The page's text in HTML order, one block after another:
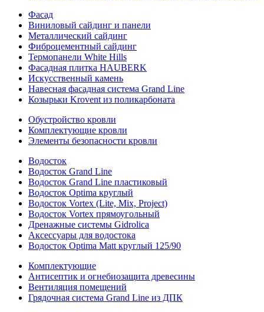
Фасад
Виниловый сайдинг и панели
Металлический сайдинг
Фиброцементный сайдинг
Термопанели White Hills
Фасадная плитка HAUBERK
Искусственный камень
Навесная фасадная система Grand Line
Козырьки Krovent из поликарбоната
Обустройство кровли
Комплектующие кровли
Элементы безопасности кровли
Водосток
Водосток Grand Line
Водосток Grand Line пластиковый
Водосток Optima круглый
Водосток Vortex (Lite, Mix, Project)
Водосток Vortex прямоугольный
Дренажные системы Gidrolica
Аксессуары для водостока
Водосток Optima Matt круглый 125/90
Комплектующие
Антисептик и огнебиозащита древесины
Вентиляция помещений
Грядочная система Grand Line из ДПК